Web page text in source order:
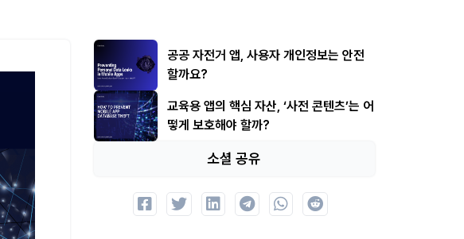
공공 자전거 앱, 사용자 개인정보는 안전
할까요?
교육용 앱의 핵심 자산, ‘사전 콘텐츠’는 어
떻게 보호해야 할까?
소셜 공유